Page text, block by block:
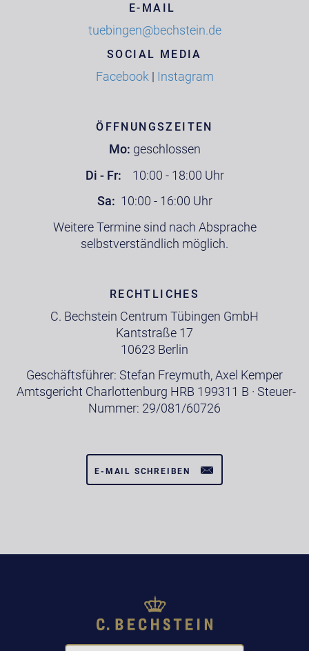
E-MAIL
tuebingen@bechstein.de
SOCIAL MEDIA
Facebook | Instagram
ÖFFNUNGSZEITEN
Mo: geschlossen
Di - Fr: 10:00 - 18:00 Uhr
Sa: 10:00 - 16:00 Uhr
Weitere Termine sind nach Absprache
selbstverständlich möglich.
RECHTLICHES
C. Bechstein Centrum Tübingen GmbH
Kantstraße 17
10623 Berlin
Geschäftsführer: Stefan Freymuth, Axel Kemper
Amtsgericht Charlottenburg HRB 199311 B · Steuer-
Nummer: 29/081/60726
E-MAIL SCHREIBEN